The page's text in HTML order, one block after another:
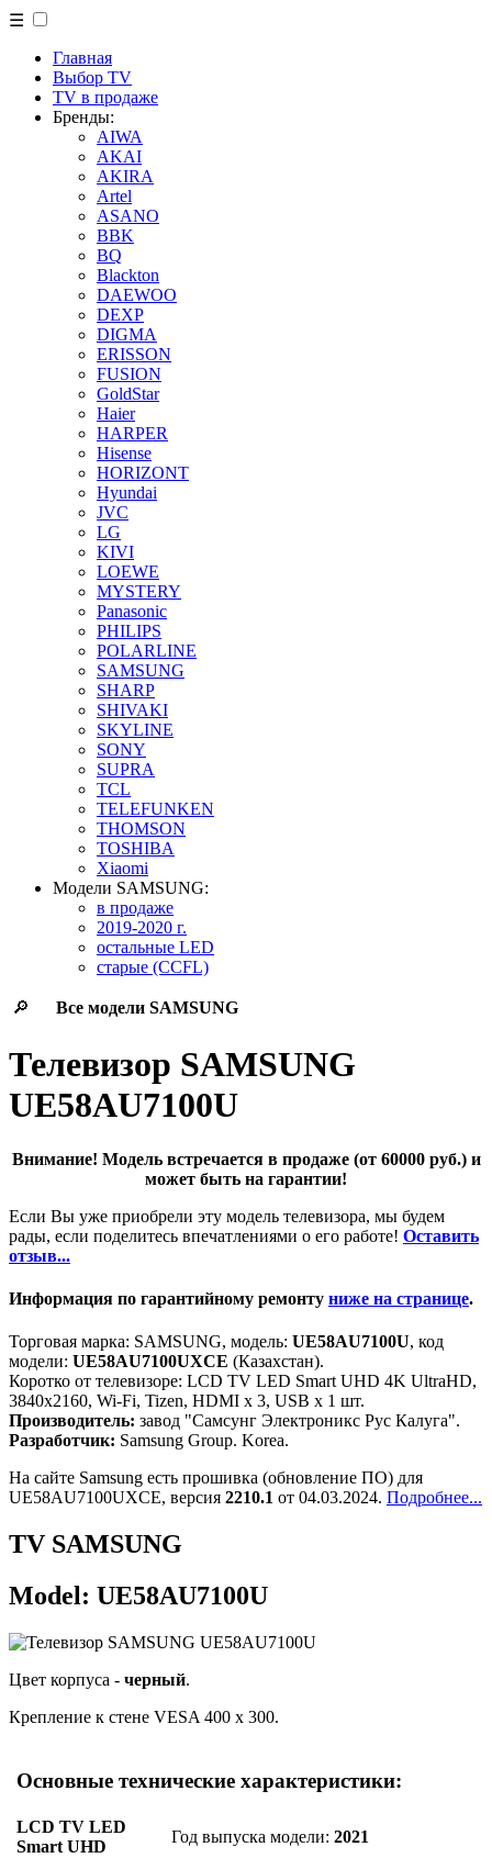
☰
Главная
Выбор TV
TV в продаже
Бренды:
AIWA
AKAI
AKIRA
Artel
ASANO
BBK
BQ
Blackton
DAEWOO
DEXP
DIGMA
ERISSON
FUSION
GoldStar
Haier
HARPER
Hisense
HORIZONT
Hyundai
JVC
LG
KIVI
LOEWE
MYSTERY
Panasonic
PHILIPS
POLARLINE
SAMSUNG
SHARP
SHIVAKI
SKYLINE
SONY
SUPRA
TCL
TELEFUNKEN
THOMSON
TOSHIBA
Xiaomi
Модели SAMSUNG:
в продаже
2019-2020 г.
остальные LED
старые (CCFL)
🔎 Все модели SAMSUNG
Телевизор SAMSUNG
UE58AU7100U
Внимание! Модель встречается в продаже (от 60000 руб.) и
может быть на гарантии!
Если Вы уже приобрели эту модель телевизора, мы будем
рады, если поделитесь впечатлениями о его работе! Оставить
отзыв...
Информация по гарантийному ремонту ниже на странице.
Торговая марка: SAMSUNG, модель: UE58AU7100U, код
модели: UE58AU7100UXCE (Казахстан).
Коротко от телевизоре: LCD TV LED Smart UHD 4K UltraHD,
3840x2160, Wi-Fi, Tizen, HDMI х 3, USB х 1 шт.
Производитель: завод "Самсунг Электроникс Рус Калуга".
Разработчик: Samsung Group. Korea.
На сайте Samsung есть прошивка (обновление ПО) для
UE58AU7100UXCE, версия 2210.1 от 04.03.2024. Подробнее...
TV SAMSUNG
Model: UE58AU7100U
Цвет корпуса - черный.
Крепление к стене VESA 400 x 300.
Основные технические характеристики:
LCD TV LED
Smart UHD
Год выпуска модели:2021